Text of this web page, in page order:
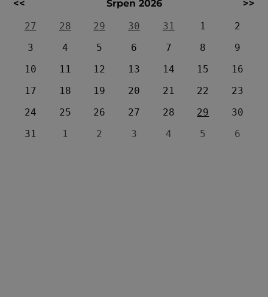
<< Srpen 2026
>>
27
28 29 30 31 1
2
3
4 5 6 7 8
9
10
11 12 13 14 15
16
17
18 19 20 21 22
23
24
25 26 27 28 29
30
31
1 2 3 4 5 6